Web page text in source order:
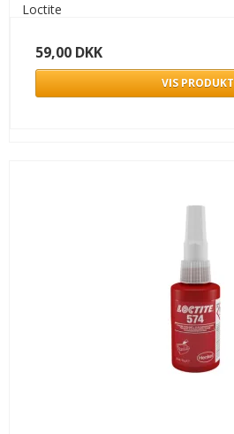
Loctite
59,00 DKK
VIS PRODUKT